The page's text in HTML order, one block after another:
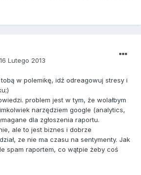
16 Lutego 2013
w polemikę, idź odreagowuj stresy i
problem jest w tym, że wolałbym
narzędziem google (analytics,
dla zgłoszenia raportu.
ale to jest biznes i dobrze
ze nie ma czasu na sentymenty. Jak
spam raportem, co wątpie żeby coś